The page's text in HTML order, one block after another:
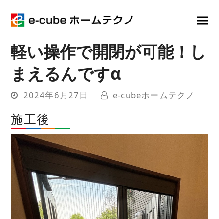
軽い操作で開閉が可能！し
まえるんですα
2024年6月27日 e-cubeホームテクノ
施工後